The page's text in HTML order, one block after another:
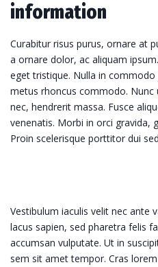
information
Curabitur risus purus, ornare at
a ornare dolor, ac aliquam
eget tristique. Nulla in
metus rhoncus commodo. Nunc
nec, hendrerit massa. Fusce
venenatis. Morbi in orci gravida,
Proin scelerisque porttitor dui
Vestibulum iaculis velit nec ante
lacus sapien, sed pharetra felis
accumsan vulputate. Ut in
sem sit amet tempor. Cras